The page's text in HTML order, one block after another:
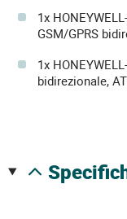
1x
GSM/GPRS
1x
bidirezionale,